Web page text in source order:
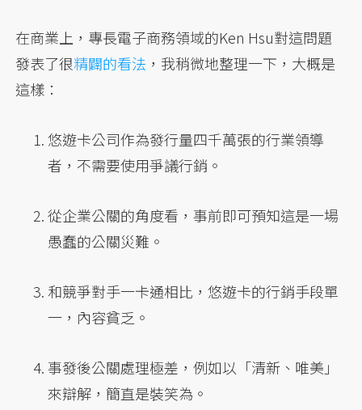
在商業上，專長電子商務領域的Ken Hsu對這問題
發表了很精闢的看法 ，我稍微地整理一下，大概是
這樣：
悠遊卡公司作為發行量四千萬張的行業領導
者，不需要使用爭議行銷。
從企業公關的角度看，事前即可預知這是一場
愚蠢的公關災難。
和競爭對手一卡通相比，悠遊卡的行銷手段單
一，內容貧乏。
事發後公關處理極差，例如以「清新、唯美」
來辯解，簡直是裝笑為。